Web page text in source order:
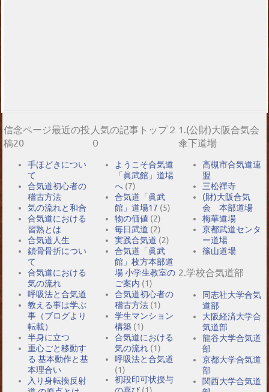
信念ページ最近の投
稿20
手ほどきについ
て
合気道初心者の
稽古方法
気の流れと和合
合気道における
習熟とは
合気道人生
鎖骨骨折につい
て
合気道における
気の流れ
呼吸法と合気道
教える事は学ぶ
事（ブログより
転載）
半身に立つ
重心ごと移動す
る 基本動作と基
本理合い
入り身転換反射
人気の記事トップ２
０
ようこそ合気道
「眞武館」道場
へ (7)
合気道「眞武
館」道場17 (5)
物の価値 (2)
毎日武道 (2)
実践合気道 (2)
合気道「眞武
館」枚方本部道
場 小学生教室の
ご案内 (1)
合気道初心者の
稽古方法 (1)
学生マンション
構築 (1)
合気道における
気の流れ (1)
呼吸法と合気道
(1)
初段印可状授与
1.(公財)大阪合気会
傘下道場
高槻市合気道連
盟
三松禪寺
(財)大阪合気
会 本部道場
梅華道場
京都武道センタ
ー道場
篠山道場
2.学校合気道部
同志社大学合気
道部
大阪経済大学合
気道部
龍谷大学合気道
部
京都大学合気道
部
関西大学合気道